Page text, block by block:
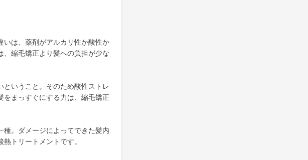
いは、薬剤がアルカリ性か酸性か
、縮毛矯正より髪への負担が少な
いうこと。そのため酸性ストレ
をまっすぐにする力は、縮毛矯正
種。ダメージによってできた髪内
トリートメントです。